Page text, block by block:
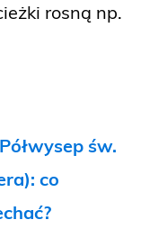
rosną np.
Półwysep św.
co